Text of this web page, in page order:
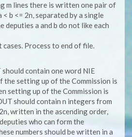
m lines there is written one pair of
< b <= 2n, separated by a single
deputies a and b do not like each
Process to end of file.
contain one word NIE
the setting up of the Commission is
setting up of the Commission is
should contain n integers from
written in the ascending order,
who can form the
numbers should be written in a